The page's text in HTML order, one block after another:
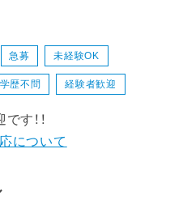
急募 未経験OK
学歴不問 経験者歓迎
す！！
について